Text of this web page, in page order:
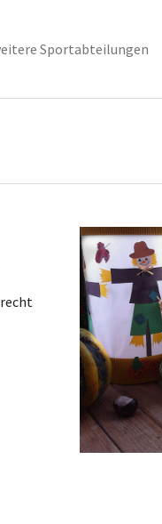
Sportabteilungen